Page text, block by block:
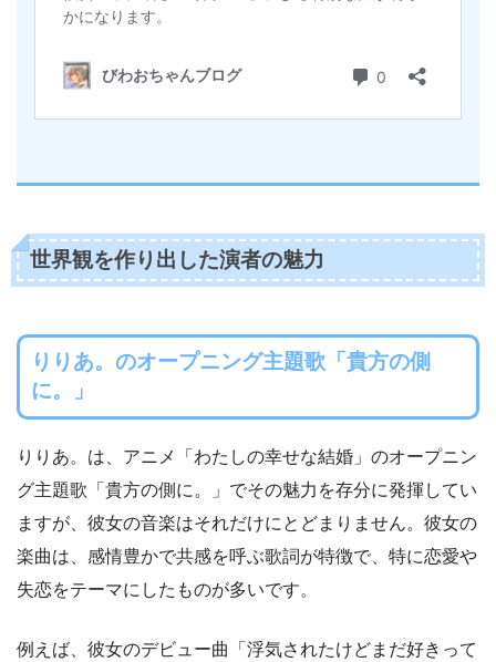
世界観を作り出した演者の魅力
りりあ。のオープニング主題歌「貴方の側
に。」
りりあ。は、アニメ「わたしの幸せな結婚」のオープニン
グ主題歌「貴方の側に。」でその魅力を存分に発揮してい
ますが、彼女の音楽はそれだけにとどまりません。彼女の
楽曲は、感情豊かで共感を呼ぶ歌詞が特徴で、特に恋愛や
失恋をテーマにしたものが多いです。
例えば、彼女のデビュー曲「浮気されたけどまだ好きって